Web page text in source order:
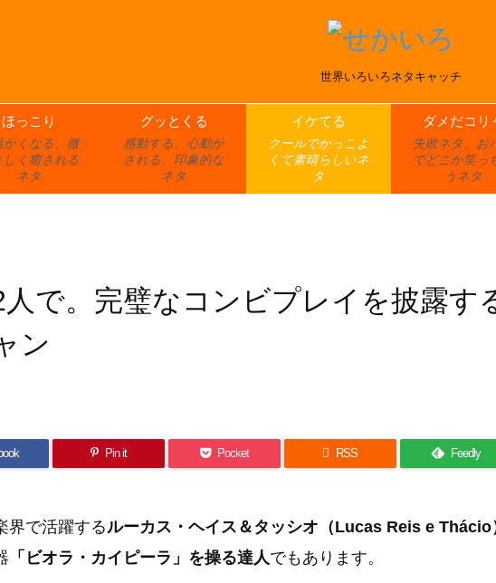
世界いろいろネタキャッチ
ほっこり
かくなる、微
しく癒される
ネタ
グッとくる
感動する、心動か
される、印象的な
ネタ
イケてる
クールでかっこよ
くて素晴らしいネ
タ
ダメだコリ
失敗ネタ、お
でどこか笑っ
うネタ
で。完璧なコンビプレイを披露す
ン
Pin it Pocket  RSS Feedly
界で活躍するルーカス・ヘイス＆タッシオ（Lucas Reis e Thácio
「ビオラ・カイピーラ」を操る達人でもあります。